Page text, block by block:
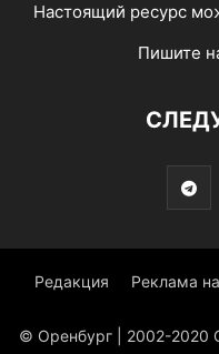
Настоящий ресурс
Пишите
Редакция Реклама
© Оренбург | 2002-2020